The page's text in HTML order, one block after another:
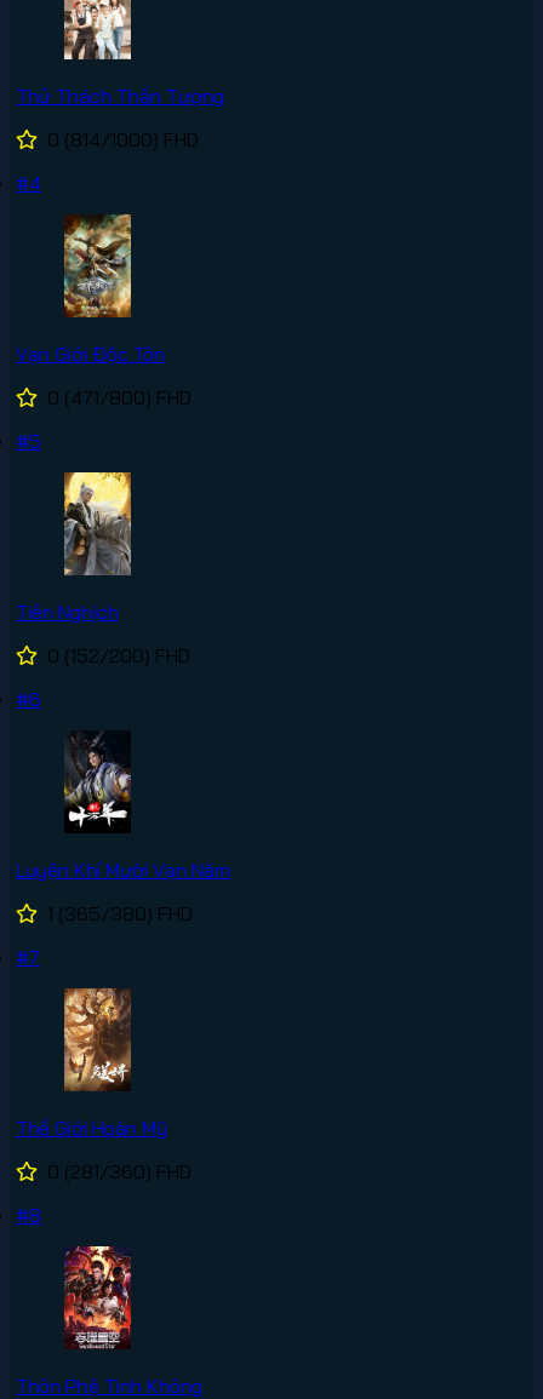
Thử Thách Thần Tượng
0 (814/1000) FHD
#4
Vạn Giới Độc Tôn
0 (471/800) FHD
#5
Tiên Nghịch
0 (152/200) FHD
#6
Luyện Khí Mười Vạn Năm
1 (365/380) FHD
#7
Thế Giới Hoàn Mỹ
0 (281/360) FHD
#8
Thôn Phệ Tinh Không